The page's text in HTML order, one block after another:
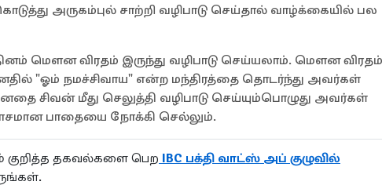
அருகம்புல் சாற்றி வழிபாடு செய்தால் வாழ்க்கையில் பல
மௌன விரதம் இருந்து வழிபாடு செய்யலாம். மௌன விரதம்
"ஓம் நமச்சிவாய" என்ற மந்திரத்தை தொடர்ந்து அவர்கள்
சிவன் மீது செலுத்தி வழிபாடு செய்யும்பொழுது அவர்கள்
பாதையை நோக்கி செல்லும்.
தகவல்களை பெற IBC பக்தி வாட்ஸ் அப் குழுவில்